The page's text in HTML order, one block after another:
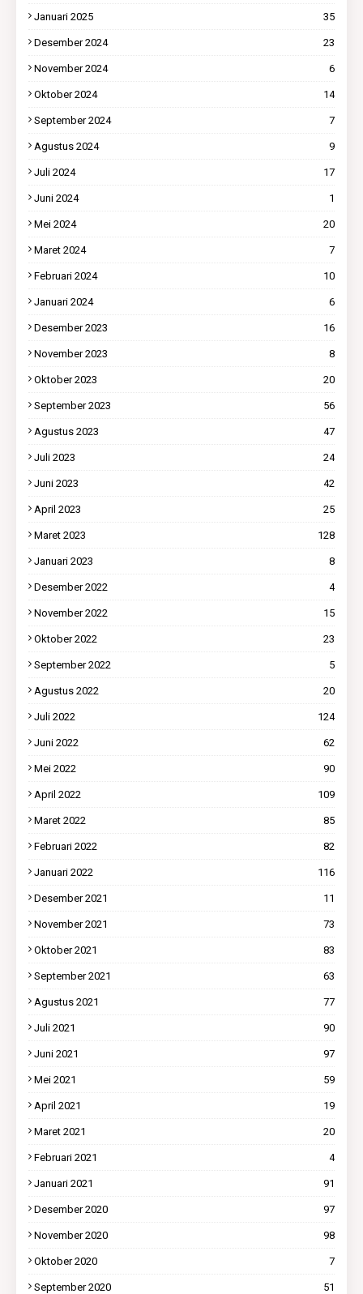
Januari 2025 35
Desember 2024 23
November 2024 6
Oktober 2024 14
September 2024 7
Agustus 2024 9
Juli 2024 17
Juni 2024 1
Mei 2024 20
Maret 2024 7
Februari 2024 10
Januari 2024 6
Desember 2023 16
November 2023 8
Oktober 2023 20
September 2023 56
Agustus 2023 47
Juli 2023 24
Juni 2023 42
April 2023 25
Maret 2023 128
Januari 2023 8
Desember 2022 4
November 2022 15
Oktober 2022 23
September 2022 5
Agustus 2022 20
Juli 2022 124
Juni 2022 62
Mei 2022 90
April 2022 109
Maret 2022 85
Februari 2022 82
Januari 2022 116
Desember 2021 11
November 2021 73
Oktober 2021 83
September 2021 63
Agustus 2021 77
Juli 2021 90
Juni 2021 97
Mei 2021 59
April 2021 19
Maret 2021 20
Februari 2021 4
Januari 2021 91
Desember 2020 97
November 2020 98
Oktober 2020 7
September 2020 51